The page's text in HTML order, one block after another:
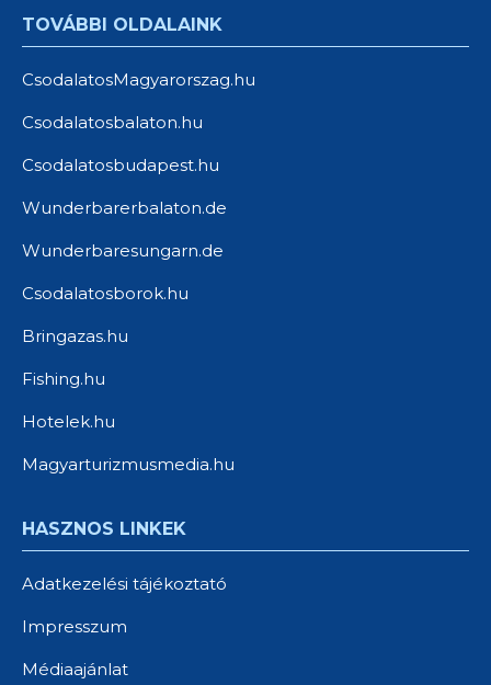
TOVÁBBI OLDALAINK
CsodalatosMagyarorszag.hu
Csodalatosbalaton.hu
Csodalatosbudapest.hu
Wunderbarerbalaton.de
Wunderbaresungarn.de
Csodalatosborok.hu
Bringazas.hu
Fishing.hu
Hotelek.hu
Magyarturizmusmedia.hu
HASZNOS LINKEK
Adatkezelési tájékoztató
Impresszum
Médiaajánlat